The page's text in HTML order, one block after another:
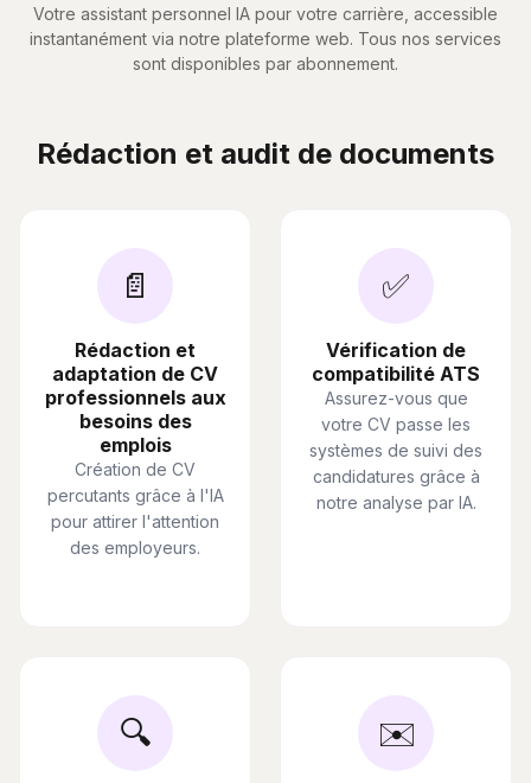
Votre assistant personnel IA pour votre carrière, accessible
instantanément via notre plateforme web. Tous nos services
sont disponibles par abonnement.
Rédaction et audit de documents
📄
Rédaction et
adaptation de CV
professionnels aux
besoins des
emplois
Création de CV
percutants grâce à l'IA
pour attirer l'attention
des employeurs.
✅
Vérification de
compatibilité ATS
Assurez-vous que
votre CV passe les
systèmes de suivi des
candidatures grâce à
notre analyse par IA.
🔍 ✉️